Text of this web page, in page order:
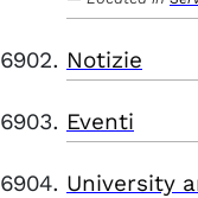
Notizie
Eventi
University